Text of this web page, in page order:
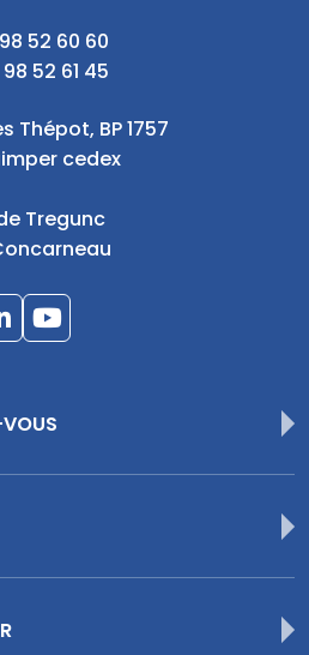
52 60 60
98 52 61 45
Thépot, BP 1757
cedex
Tregunc
VOUS